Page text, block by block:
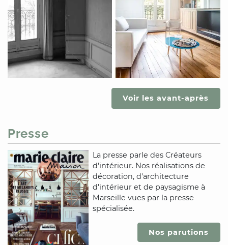
Voir les avant-après
Presse
La presse parle des Créateurs
d'intérieur. Nos réalisations de
décoration, d'architecture
d'intérieur et de paysagisme à
Marseille vues par la presse
spécialisée.
Nos parutions